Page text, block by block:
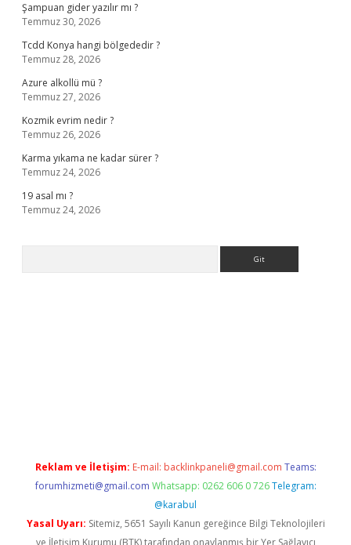
Şampuan gider yazılır mı ?
Temmuz 30, 2026
Tcdd Konya hangi bölgededir ?
Temmuz 28, 2026
Azure alkollü mü ?
Temmuz 27, 2026
Kozmik evrim nedir ?
Temmuz 26, 2026
Karma yıkama ne kadar sürer ?
Temmuz 24, 2026
19 asal mı ?
Temmuz 24, 2026
Reklam ve İletişim: E-mail: backlinkpaneli@gmail.com Teams:
forumhizmeti@gmail.com Whatsapp: 0262 606 0 726 Telegram:
@karabul
Yasal Uyarı: Sitemiz, 5651 Sayılı Kanun gereğince Bilgi Teknolojileri
ve İletişim Kurumu (BTK) tarafından onaylanmış bir Yer Sağlayıcı